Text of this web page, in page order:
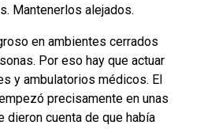
Mantenerlos alejados.
en ambientes cerrados
Por eso hay que actuar
y ambulatorios médicos. El
precisamente en unas
dieron cuenta de que había